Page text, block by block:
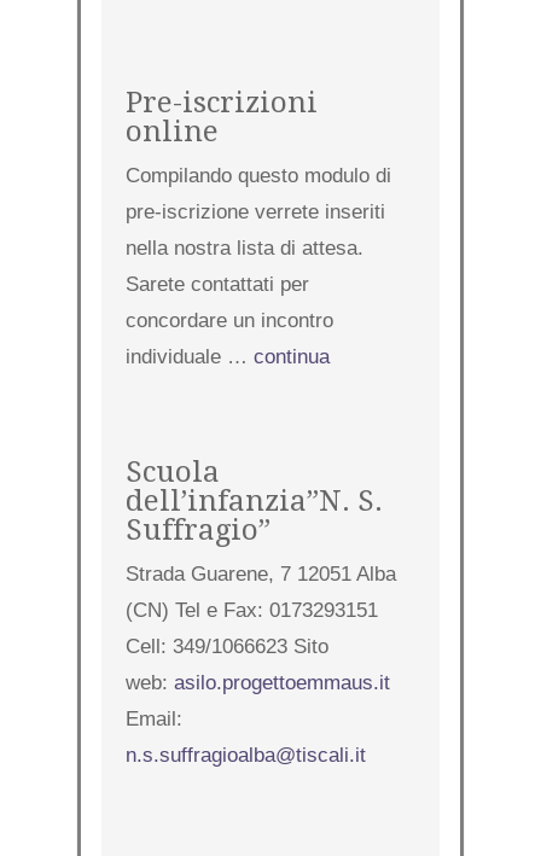
Pre-iscrizioni
online
Compilando questo modulo di
pre-iscrizione verrete inseriti
nella nostra lista di attesa.
Sarete contattati per
concordare un incontro
individuale … continua
Scuola
dell’infanzia”N. S.
Suffragio”
Strada Guarene, 7 12051 Alba
(CN) Tel e Fax: 0173293151
Cell: 349/1066623 Sito
web: asilo.progettoemmaus.it
Email:
n.s.suffragioalba@tiscali.it